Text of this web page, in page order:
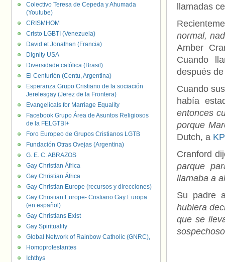
llamadas
normal,
Amber
Cuando
después
Cuando
había
entonces
porque
Dutch, a
Cranford
parque
llamaba a
Su padre
hubiera
que se
Colectivo Teresa de Cepeda y Ahumada
(Youtube)
CRISMHOM
Cristo LGBTI (Venezuela)
David et Jonathan (Francia)
Dignity USA
Diversidade católica (Brasil)
El Centurión (Centu, Argentina)
Esperanza Grupo Cristiano de la sociación
Jerelesgay (Jerez de la Frontera)
Evangelicals for Marriage Equality
Facebook Grupo Área de Asuntos Religiosos
de la FELGTBI+
Foro Europeo de Grupos Cristianos LGTB
Fundación Otras Ovejas (Argentina)
G. E. C. ABRAZOS
Gay Christian África
Gay Christian África
Gay Christian Europe (recursos y direcciones)
Gay Christian Europe- Cristiano Gay Europa
(en español)
Gay Christians Exist
Gay Spirituality
Global Network of Rainbow Catholic (GNRC),
Homoprotestantes
Ichthys